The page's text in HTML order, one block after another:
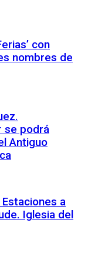
con
nombres de
se podrá
Antiguo
a
Iglesia del